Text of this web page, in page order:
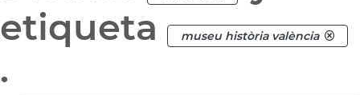
etiqueta
museu història valència
.